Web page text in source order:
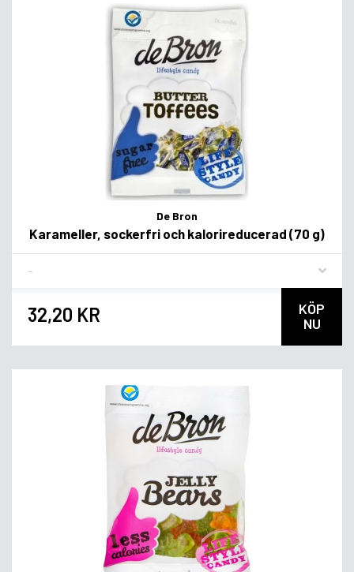
De Bron
Karameller, sockerfri och kalorireducerad (70 g)
32,20 KR
KÖP
NU